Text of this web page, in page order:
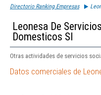
Directorio Ranking Empresas
Leonesa De Servicios
Domesticos Sl
Otras actividades de servicios
Datos comerciales de